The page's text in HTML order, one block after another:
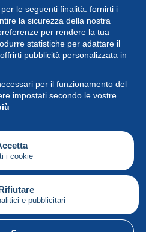
le seguenti finalità: fornirti i
la sicurezza della nostra
per rendere la tua
statistiche per adattare il
pubblicità personalizzata in
per il funzionamento del
impostati secondo le vostre
i cookie
e pubblicitari
Italiano